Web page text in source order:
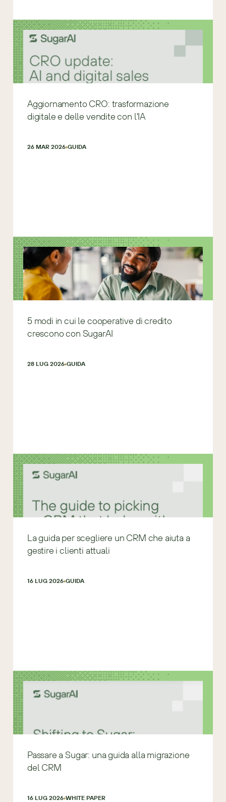
Aggiornamento CRO: trasformazione
digitale e delle vendite con l'IA
26 MAR 2026 GUIDA
5 modi in cui le cooperative di credito
crescono con SugarAI
28 LUG 2026 GUIDA
La guida per scegliere un CRM che aiuta a
gestire i clienti attuali
16 LUG 2026 GUIDA
Passare a Sugar: una guida alla migrazione
del CRM
16 LUG 2026 WHITE PAPER